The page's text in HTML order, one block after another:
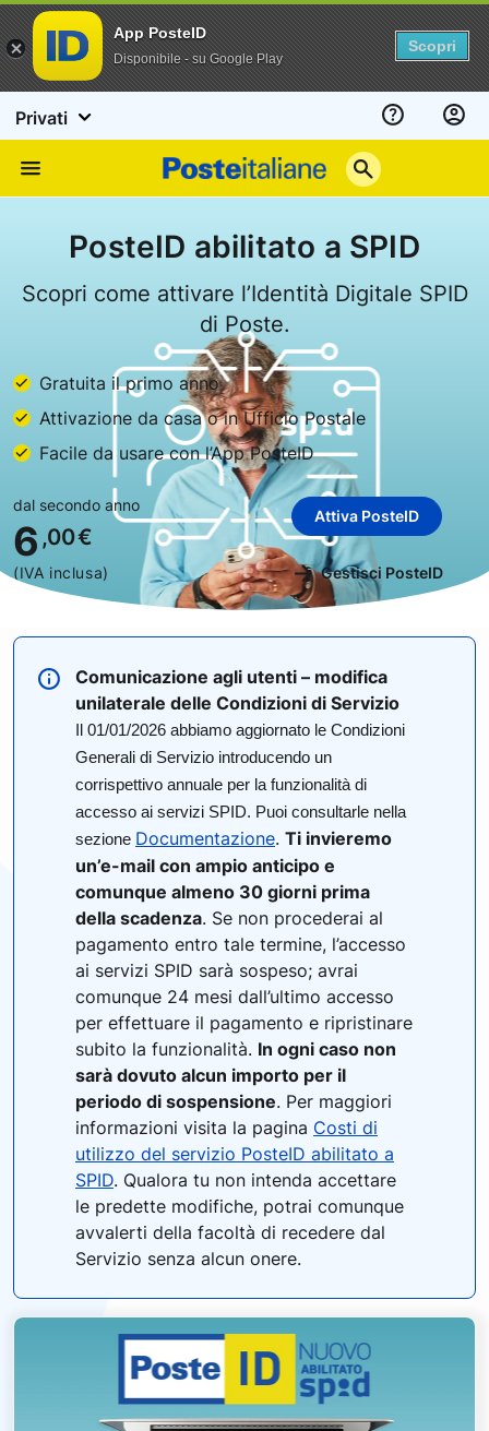
App PosteID
Disponibile - su Google Play
Scopri
Privati
Assistenza
Italiane
PosteID abilitato a SPID
Scopri come attivare l’Identità Digitale SPID
di Poste.
Gratuita il primo anno
Attivazione da casa o in Ufficio Postale
Facile da usare con l’App PosteID
dal secondo anno
6 ,00€
(IVA inclusa)
Attiva PosteID
Gestisci PosteID
Comunicazione agli utenti – modifica
unilaterale delle Condizioni di Servizio
Il 01/01/2026 abbiamo aggiornato le Condizioni
Generali di Servizio introducendo un
corrispettivo annuale per la funzionalità di
accesso ai servizi SPID. Puoi consultarle nella
sezione Documentazione. Ti invieremo
un’e-mail con ampio anticipo e
comunque almeno 30 giorni prima
della scadenza. Se non procederai al
pagamento entro tale termine, l’accesso
ai servizi SPID sarà sospeso; avrai
comunque 24 mesi dall’ultimo accesso
per effettuare il pagamento e ripristinare
subito la funzionalità. In ogni caso non
sarà dovuto alcun importo per il
periodo di sospensione. Per maggiori
informazioni visita la pagina Costi di
utilizzo del servizio PosteID abilitato a
SPID. Qualora tu non intenda accettare
le predette modifiche, potrai comunque
avvalerti della facoltà di recedere dal
Servizio senza alcun onere.